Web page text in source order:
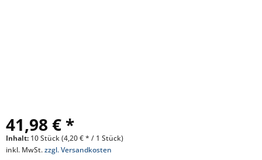
41,98 € *
Inhalt: 10 Stück (4,20 € * / 1 Stück)
inkl. MwSt.zzgl. Versandkosten